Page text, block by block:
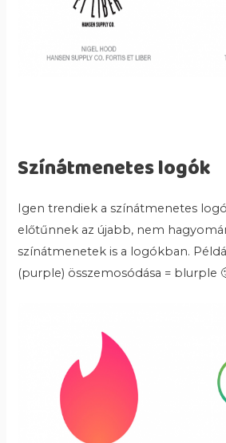
Színátmenetes logók
Igen trendiek a színátmenetes
előtűnnek az újabb, nem
színátmenetek is a logókban.
(purple) összemosódása = blurple